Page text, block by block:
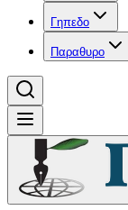
Γηπεδο
Παραθυρο